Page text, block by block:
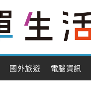
國外旅遊 電腦資訊